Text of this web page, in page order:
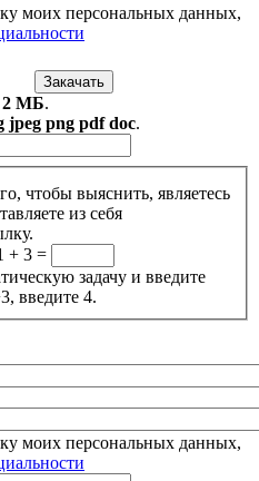
моих персональных данных,
2 МБ.
jpeg png pdf doc.
чтобы выяснить, являетесь
из себя
+ 3 =
задачу и введите
введите 4.
моих персональных данных,